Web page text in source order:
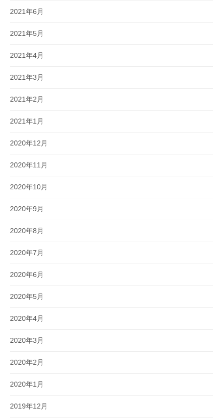
2021年6月
2021年5月
2021年4月
2021年3月
2021年2月
2021年1月
2020年12月
2020年11月
2020年10月
2020年9月
2020年8月
2020年7月
2020年6月
2020年5月
2020年4月
2020年3月
2020年2月
2020年1月
2019年12月